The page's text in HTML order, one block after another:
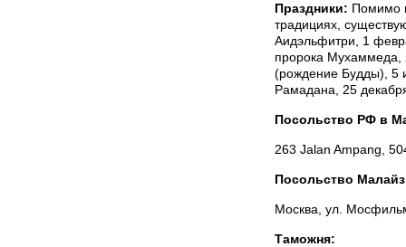
Праздники: Помимо
традициях,
Аидэльфитри, 1
пророка Мухаммеда,
(рождение Будды), 5
Рамадана, 25
Посольство РФ в
263 Jalan Ampang,
Посольство
Москва, ул.
Таможня: